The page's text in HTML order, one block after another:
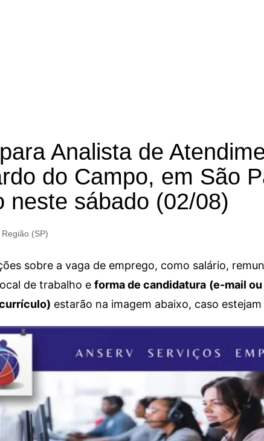
Analista de
do Campo, em São
neste sábado (02/08)
(SP)
sobre a vaga de emprego, como salário,
de trabalho e forma de candidatura (e-mail
estarão na imagem abaixo, caso estejam